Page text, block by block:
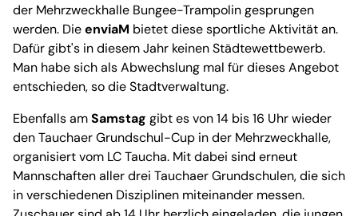
der Mehrzweckhalle Bungee-Trampolin gesprungen
werden. DieenviaM bietet diese sportliche Aktivität an.
Dafür gibt's in diesem Jahr keinen Städtewettbewerb.
Man habe sich als Abwechslung mal für dieses Angebot
entschieden, so die Stadtverwaltung.
Ebenfalls amSamstag gibt es von 14 bis 16 Uhr wieder
den Tauchaer Grundschul-Cup in der Mehrzweckhalle,
organisiert vom LC Taucha. Mit dabei sind erneut
Mannschaften aller drei Tauchaer Grundschulen, die sich
in verschiedenen Disziplinen miteinander messen.